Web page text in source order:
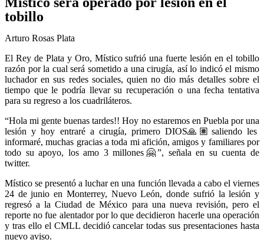
tobillo
Arturo Rosas Plata
El Rey de Plata y Oro, Místico sufrió una fuerte lesión en el tobillo
razón por la cual será sometido a una cirugía, así lo indicó el mismo
luchador en sus redes sociales, quien no dio más detalles sobre el
tiempo que le podría llevar su recuperación o una fecha tentativa
para su regreso a los cuadriláteros.
“Hola mi gente buenas tardes!! Hoy no estaremos en Puebla por una
lesión y hoy entraré a cirugía, primero DIOS🙏🏽 saliendo les
informaré, muchas gracias a toda mi afición, amigos y familiares por
todo su apoyo, los amo 3 millones 🤗”, señala en su cuenta de
twitter.
Místico se presentó a luchar en una función llevada a cabo el viernes
24 de junio en Monterrey, Nuevo León, donde sufrió la lesión y
regresó a la Ciudad de México para una nueva revisión, pero el
reporte no fue alentador por lo que decidieron hacerle una operación
y tras ello el CMLL decidió cancelar todas sus presentaciones hasta
nuevo aviso.